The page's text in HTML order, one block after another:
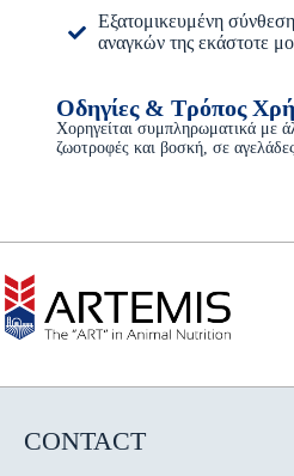
Εξατομικευμένη
αναγκών της εκάστοτε
Οδηγίες & Τρόπος
Χορηγείται συμπληρωματικά με
ζωοτροφές και βοσκή, σε
CONTACT